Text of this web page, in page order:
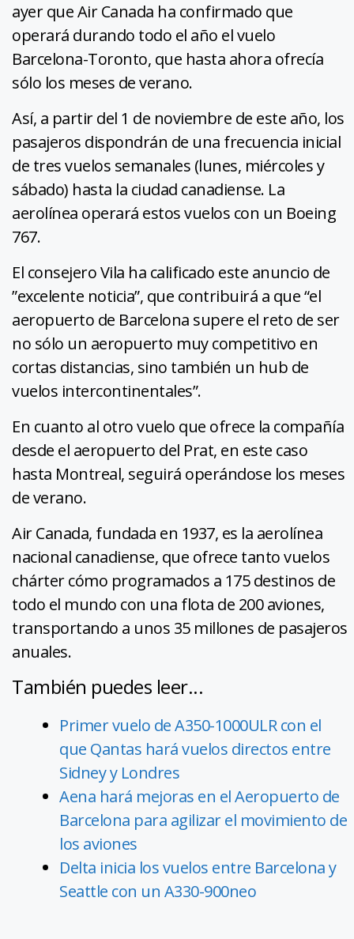
ayer que Air Canada ha confirmado que
operará durando todo el año el vuelo
Barcelona-Toronto, que hasta ahora ofrecía
sólo los meses de verano.
Así, a partir del 1 de noviembre de este año, los
pasajeros dispondrán de una frecuencia inicial
de tres vuelos semanales (lunes, miércoles y
sábado) hasta la ciudad canadiense. La
aerolínea operará estos vuelos con un Boeing
767.
El consejero Vila ha calificado este anuncio de
”excelente noticia”, que contribuirá a que “el
aeropuerto de Barcelona supere el reto de ser
no sólo un aeropuerto muy competitivo en
cortas distancias, sino también un hub de
vuelos intercontinentales”.
En cuanto al otro vuelo que ofrece la compañía
desde el aeropuerto del Prat, en este caso
hasta Montreal, seguirá operándose los meses
de verano.
Air Canada, fundada en 1937, es la aerolínea
nacional canadiense, que ofrece tanto vuelos
chárter cómo programados a 175 destinos de
todo el mundo con una flota de 200 aviones,
transportando a unos 35 millones de pasajeros
anuales.
También puedes leer...
Primer vuelo de A350-1000ULR con el
que Qantas hará vuelos directos entre
Sidney y Londres
Aena hará mejoras en el Aeropuerto de
Barcelona para agilizar el movimiento de
los aviones
Delta inicia los vuelos entre Barcelona y
Seattle con un A330-900neo